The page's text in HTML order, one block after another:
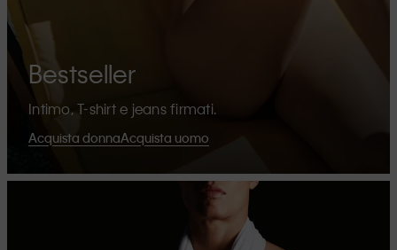
Bestseller
Intimo, T-shirt e jeans firmati.
Acquista donnaAcquista uomo